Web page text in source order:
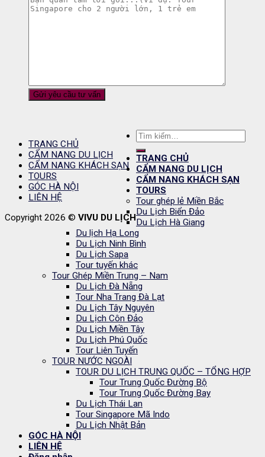
TRANG CHỦ
CẨM NANG DU LỊCH
CẨM NANG KHÁCH SẠN
TOURS
GÓC HÀ NỘI
LIÊN HỆ
Copyright 2026 © VIVU DU LỊCH
Tìm
kiếm:
TRANG CHỦ
CẨM NANG DU LỊCH
CẨM NANG KHÁCH SẠN
TOURS
Tour ghép lẻ Miền Bắc
Du Lịch Biển Đảo
Du Lịch Hà Giang
Du lịch Hạ Long
Du Lịch Ninh Bình
Du Lịch Sapa
Tour tuyến khác
Tour Ghép Miền Trung – Nam
Du Lịch Đà Nẵng
Tour Nha Trang Đà Lạt
Du Lịch Tây Nguyên
Du Lịch Côn Đảo
Du Lịch Miền Tây
Du Lịch Phú Quốc
Tour Liên Tuyến
TOUR NƯỚC NGOÀI
TOUR DU LỊCH TRUNG QUỐC – TỔNG HỢP
Tour Trung Quốc Đường Bộ
Tour Trung Quốc Đường Bay
Du Lịch Thái Lan
Tour Singapore Mã Indo
Du Lịch Nhật Bản
GÓC HÀ NỘI
LIÊN HỆ